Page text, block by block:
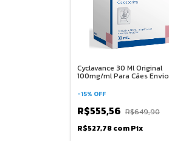
Cyclavance 30 Ml Original
100mg/ml Para Cães Envio
-15% OFF
R$555,56 R$649,90
R$527,78comPix